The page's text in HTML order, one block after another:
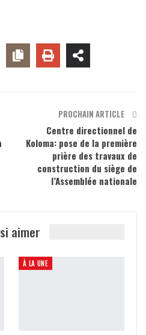
PROCHAIN ARTICLE
Centre directionnel de
Koloma: pose de la première
prière des travaux de
construction du siège de
l’Assemblée nationale
aimer
À LA UNE